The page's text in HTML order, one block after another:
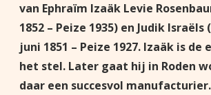
van Ephraïm Izaäk Levie
1852 – Peize 1935) en Judik Israëls
juni 1851 – Peize 1927. Izaäk is de
het stel. Later gaat hij in Roden
daar een succesvol manufacturier.